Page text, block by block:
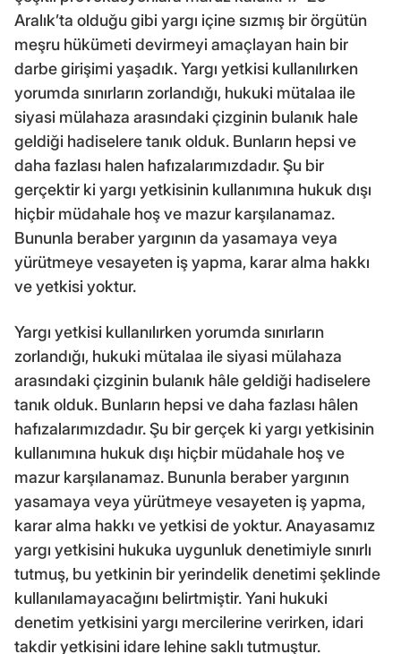
Aralık’ta olduğu gibi yargı içine sızmış bir örgütün
meşru hükümeti devirmeyi amaçlayan hain bir
darbe girişimi yaşadık. Yargı yetkisi kullanılırken
yorumda sınırların zorlandığı, hukuki mütalaa ile
siyasi mülahaza arasındaki çizginin bulanık hale
geldiği hadiselere tanık olduk. Bunların hepsi ve
daha fazlası halen hafızalarımızdadır. Şu bir
gerçektir ki yargı yetkisinin kullanımına hukuk dışı
hiçbir müdahale hoş ve mazur karşılanamaz.
Bununla beraber yargının da yasamaya veya
yürütmeye vesayeten iş yapma, karar alma hakkı
ve yetkisi yoktur.
Yargı yetkisi kullanılırken yorumda sınırların
zorlandığı, hukuki mütalaa ile siyasi mülahaza
arasındaki çizginin bulanık hâle geldiği hadiselere
tanık olduk. Bunların hepsi ve daha fazlası hâlen
hafızalarımızdadır. Şu bir gerçek ki yargı yetkisinin
kullanımına hukuk dışı hiçbir müdahale hoş ve
mazur karşılanamaz. Bununla beraber yargının
yasamaya veya yürütmeye vesayeten iş yapma,
karar alma hakkı ve yetkisi de yoktur. Anayasamız
yargı yetkisini hukuka uygunluk denetimiyle sınırlı
tutmuş, bu yetkinin bir yerindelik denetimi şeklinde
kullanılamayacağını belirtmiştir. Yani hukuki
denetim yetkisini yargı mercilerine verirken, idari
takdir yetkisini idare lehine saklı tutmuştur.